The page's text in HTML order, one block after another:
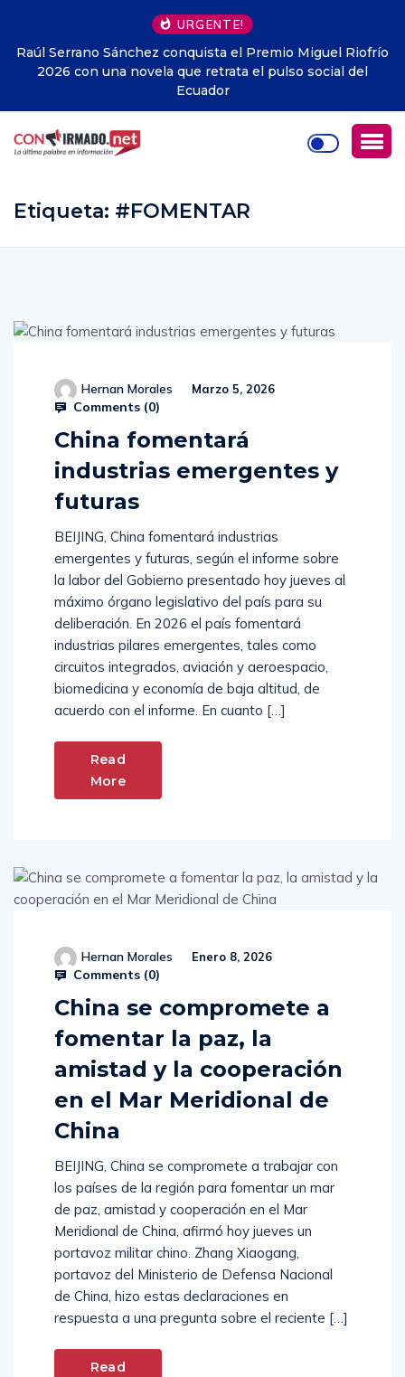
URGENTE!
De la Espriella anuncia adhesión de Colombia al
de las Américas propuesto por EEUU
Etiqueta: #FOMENTAR
Hernan Morales Marzo 5, 2026
Comments (0)
China fomentará
industrias emergentes y
futuras
BEIJING, China fomentará industrias
emergentes y futuras, según el informe sobre
la labor del Gobierno presentado hoy jueves al
máximo órgano legislativo del país para su
deliberación. En 2026 el país fomentará
industrias pilares emergentes, tales como
circuitos integrados, aviación y aeroespacio,
biomedicina y economía de baja altitud, de
acuerdo con el informe. En cuanto […]
Read
More
Hernan Morales Enero 8, 2026
Comments (0)
China se compromete a
fomentar la paz, la
amistad y la cooperación
en el Mar Meridional de
China
BEIJING, China se compromete a trabajar con
los países de la región para fomentar un mar
de paz, amistad y cooperación en el Mar
Meridional de China, afirmó hoy jueves un
portavoz militar chino. Zhang Xiaogang,
portavoz del Ministerio de Defensa Nacional
de China, hizo estas declaraciones en
respuesta a una pregunta sobre el reciente […]
Read